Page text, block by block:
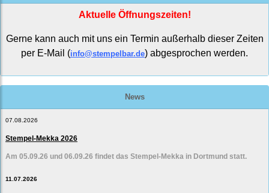
Aktuelle Öffnungszeiten!
Gerne kann auch mit uns ein Termin außerhalb dieser Zeiten
per E-Mail (info@stempelbar.de) abgesprochen werden.
News
07.08.2026
Stempel-Mekka 2026
Am 05.09.26 und 06.09.26 findet das Stempel-Mekka in Dortmund statt.
11.07.2026